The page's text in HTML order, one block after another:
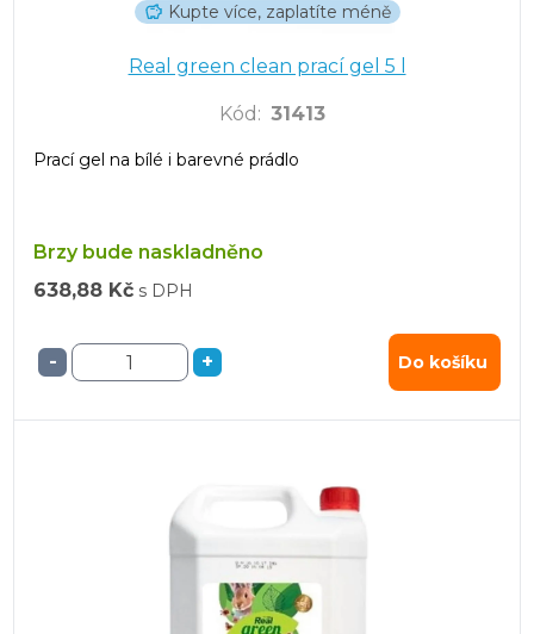
Kupte více, zaplatíte méně
Real green clean prací gel 5 l
Kód : 31413
Prací gel na bílé i barevné prádlo
Brzy bude naskladněno
638,88 Kč s DPH
- + Do košíku